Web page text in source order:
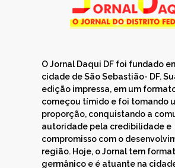
O Jornal Daqui DF foi fundado
cidade de São Sebastião- DF.
edição impressa, em um
começou tímido e foi tomando
proporção, conquistando a
autoridade pela credibilidade e
compromisso com o
região. Hoje, o Jornal tem
germânico e é atuante na